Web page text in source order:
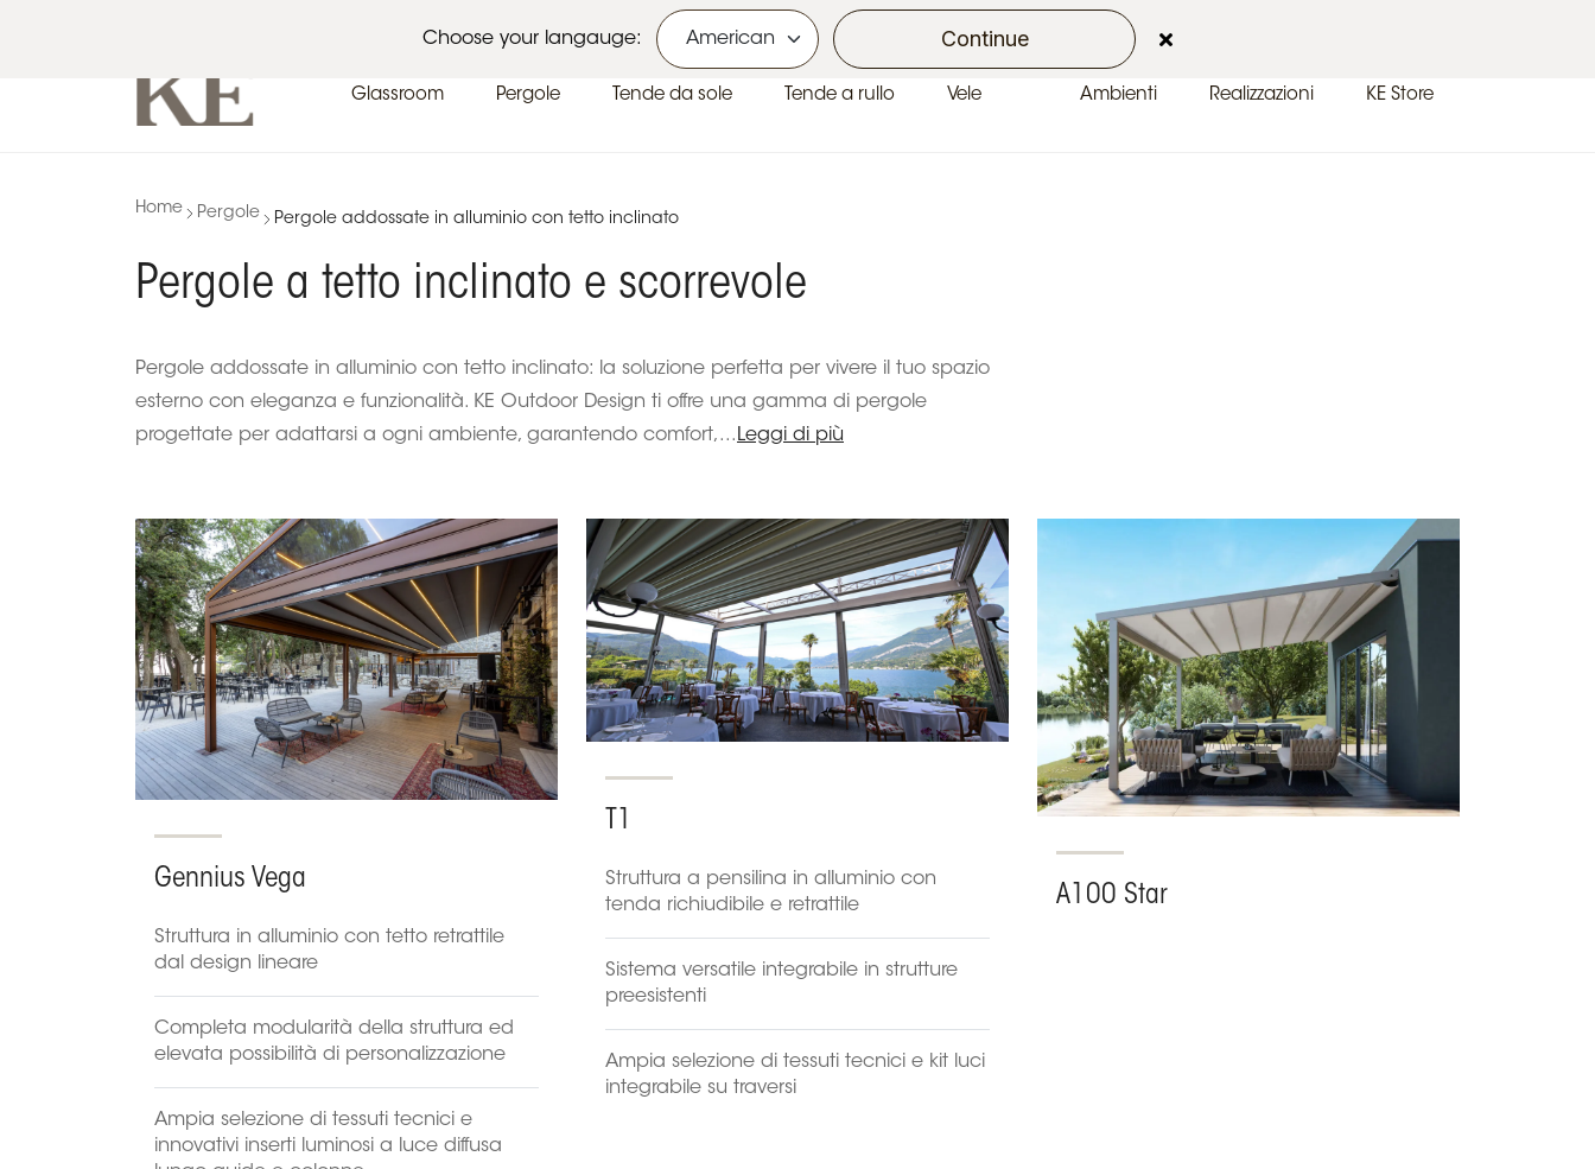
Choose your langauge: Continue
Glassroom Pergole Tende da sole Tende a rullo Vele Ambienti Realizzazioni KE Store
Home Pergole Pergole addossate in alluminio con tetto inclinato
Pergole a tetto inclinato e scorrevole
Pergole addossate in alluminio con tetto inclinato: la soluzione perfetta per vivere il tuo spazio
esterno con eleganza e funzionalità. KE Outdoor Design ti offre una gamma di pergole
progettate per adattarsi a ogni ambiente, garantendo comfort,... Leggi di più
Gennius Vega
Struttura in alluminio con tetto retrattile
dal design lineare
Completa modularità della struttura ed
elevata possibilità di personalizzazione
Ampia selezione di tessuti tecnici e
innovativi inserti luminosi a luce diffusa
Struttura a pensilina in alluminio con
tenda richiudibile e retrattile
Sistema versatile integrabile in strutture
preesistenti
Ampia selezione di tessuti tecnici e kit luci
integrabile su traversi
A100 Star